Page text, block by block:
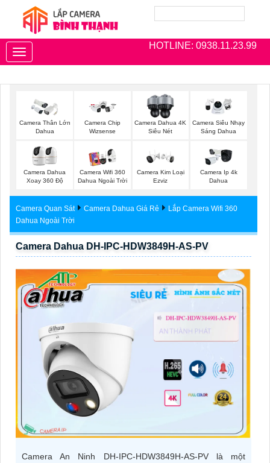
HOTLINE: 0938.11.23.99
Toggle
navigation
Camera Thân Lớn
Dahua
Camera Chip
Wizsense
Camera Dahua 4K
Siêu Nét
Camera Siêu Nhạy
Sáng Dahua
Camera Dahua
Xoay 360 Độ
Camera Wifi 360
Dahua Ngoài Trời
Camera Kim Loại
Ezviz
Camera Ip 4k
Dahua
Camera Quan Sát Camera Dahua Giá Rẻ
Lắp Camera Wifi 360
Dahua Ngoài Trời
Camera Dahua DH-IPC-HDW3849H-AS-PV
Camera An Ninh DH-IPC-HDW3849H-AS-PV là một